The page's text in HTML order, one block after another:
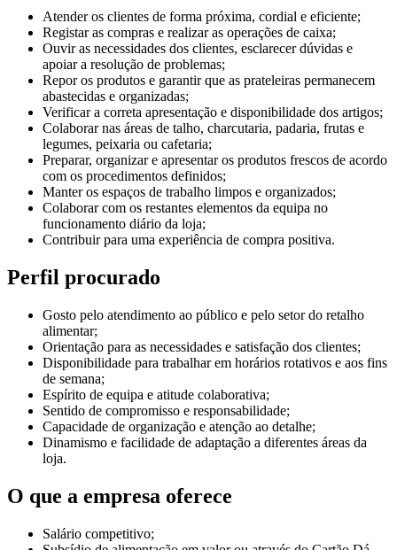
Atender os clientes de forma próxima, cordial e eficiente;
Registar as compras e realizar as operações de caixa;
Ouvir as necessidades dos clientes, esclarecer dúvidas e
apoiar a resolução de problemas;
Repor os produtos e garantir que as prateleiras permanecem
abastecidas e organizadas;
Verificar a correta apresentação e disponibilidade dos artigos;
Colaborar nas áreas de talho, charcutaria, padaria, frutas e
legumes, peixaria ou cafetaria;
Preparar, organizar e apresentar os produtos frescos de acordo
com os procedimentos definidos;
Manter os espaços de trabalho limpos e organizados;
Colaborar com os restantes elementos da equipa no
funcionamento diário da loja;
Contribuir para uma experiência de compra positiva.
Perfil procurado
Gosto pelo atendimento ao público e pelo setor do retalho
alimentar;
Orientação para as necessidades e satisfação dos clientes;
Disponibilidade para trabalhar em horários rotativos e aos fins
de semana;
Espírito de equipa e atitude colaborativa;
Sentido de compromisso e responsabilidade;
Capacidade de organização e atenção ao detalhe;
Dinamismo e facilidade de adaptação a diferentes áreas da
loja.
O que a empresa oferece
Salário competitivo;